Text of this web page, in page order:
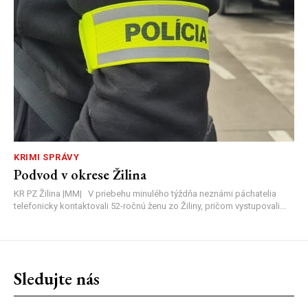
KRIMI SPRÁVY
Podvod v okrese Žilina
KR PZ Žilina |MM| V priebehu minulého týždňa neznámi páchatelia
telefonicky kontaktovali 52-ročnú ženu zo Žiliny, pričom vystupovali...
Sledujte nás